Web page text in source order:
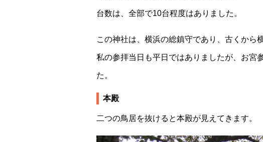
台数は、全部で10台程度はありました。
この神社は、横浜の総鎮守であり、古くから
私の参拝当日も平日ではありましたが、お宮
た。
本殿
二つの鳥居を抜けると本殿が見えてきます。